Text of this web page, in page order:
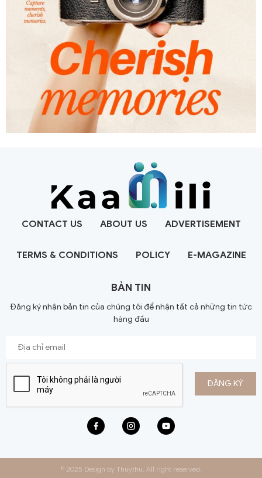
CONTACT US ABOUT US ADVERTISEMENT
TERMS & CONDITIONS POLICY E-MAGAZINE
BẢN TIN
Đăng ký nhận bản tin của chúng tôi để nhận tất cả những tin tức
hàng đầu
© 2025 Design by Thuythu. All right reserved.